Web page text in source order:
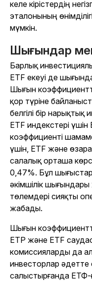
келе кірістердің
эталонының
мүмкін.
Шығындар
Барлық
ETF екеуі де
Шығын
қор түріне
белгілі бір нарықтық
ETF индекстері
коэффициенті
үшін, ETF және
салалық орташа
0,47%. Бұл
әкімшілік
төлемдері сияқты
жабады.
Шығын
ETP және ETF
комиссияларды да
инвесторлар әдетте
салыстырғанда ЕТФ-